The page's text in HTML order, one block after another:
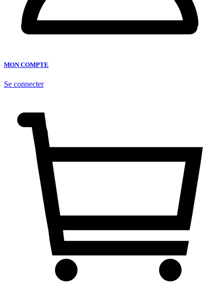
MON COMPTE
Se connecter